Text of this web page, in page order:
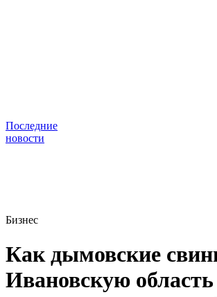
Последние
новости
Бизнес
Как дымовские
Ивановскую